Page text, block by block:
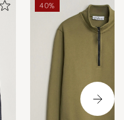
40%